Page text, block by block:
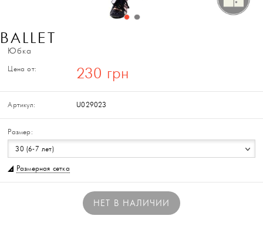
BALLET
Юбка
Цена от: 230 грн
Артикул: U029023
Размер:
30 (6-7 лет)
Размерная сетка
НЕТ В НАЛИЧИИ